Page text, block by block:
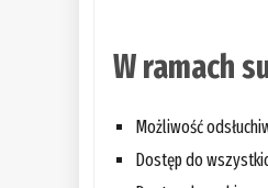
W ramach
Możliwość
Dostęp do